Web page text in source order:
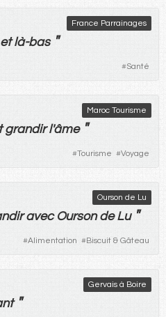
France Parrainages
et là-bas "
#Santé
Maroc Tourisme
grandirl'âme "
#Tourisme #Voyage
Ourson de Lu
avecOursondeLu "
#Alimentation #Biscuit & Gâteau
Gervais à Boire
"